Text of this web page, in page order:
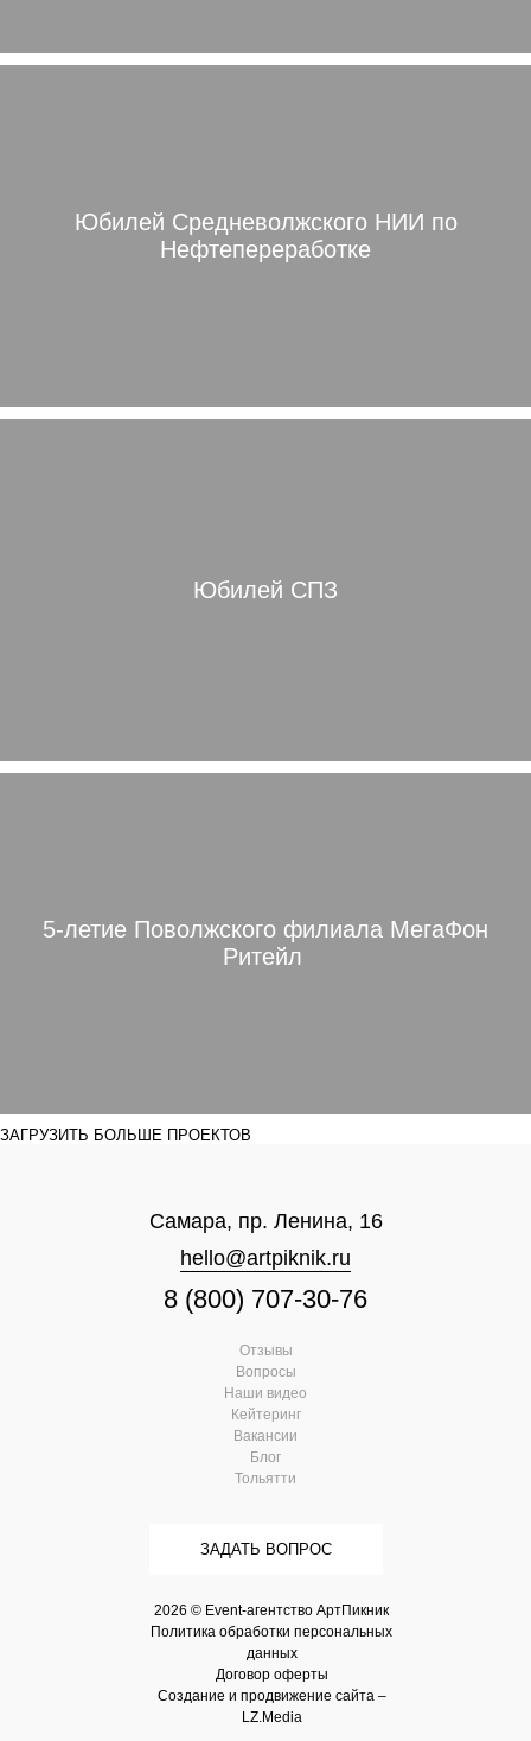
Юбилей Средневолжского НИИ по
Нефтепереработке
Юбилей СПЗ
5-летие Поволжского филиала МегаФон
Ритейл
ЗАГРУЗИТЬ БОЛЬШЕ ПРОЕКТОВ
Самара, пр. Ленина, 16
hello@artpiknik.ru
8 (800) 707-30-76
Отзывы
Вопросы
Наши видео
Кейтеринг
Вакансии
Блог
Тольятти
ЗАДАТЬ ВОПРОС
2026 © Event-агентство АртПикник
Политика обработки персональных
данных
Договор оферты
Создание и продвижение сайта –
LZ.Media